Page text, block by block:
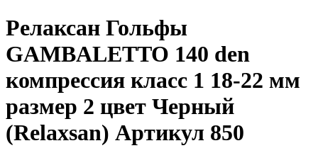
Релаксан Гольфы
GAMBALETTO 140 den
компрессия класс 1 18-22 мм
размер 2 цвет Черный
(Relaxsan) Артикул 850